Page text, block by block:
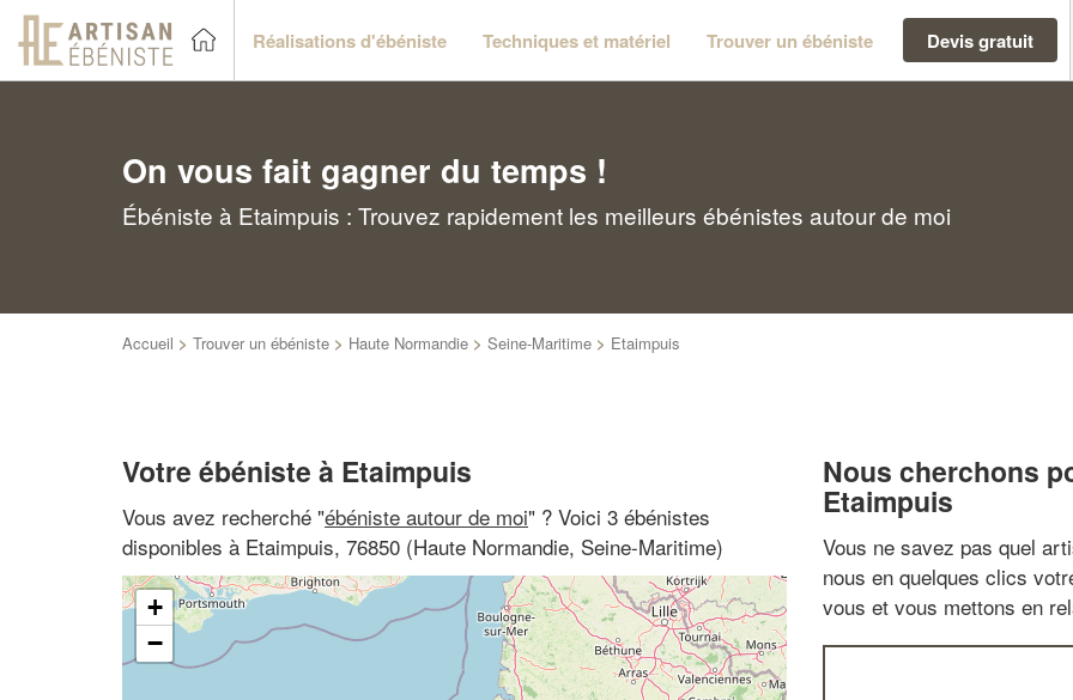
Réalisations d'ébéniste Techniques et matériel Trouver un ébéniste Devis gratuit
On vous fait gagner du temps !
Ébéniste à Etaimpuis : Trouvez rapidement les meilleurs ébénistes autour de moi
Accueil > Trouver un ébéniste > Haute Normandie > Seine-Maritime > Etaimpuis
Votre ébéniste à Etaimpuis
Vous avez recherché "ébéniste autour de moi" ? Voici 3 ébénistes
disponibles à Etaimpuis, 76850 (Haute Normandie, Seine-Maritime)
+
−
Nous cherchons
Etaimpuis
Vous ne savez pas quel
nous en quelques clics
vous et vous mettons en